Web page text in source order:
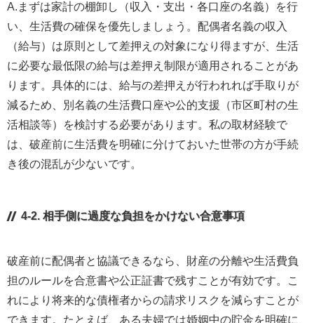
A.まずは家計の棚卸し（収入・支出・各口座の名義）を行
い、生活費の確保を優先しましょう。配偶者名義の収入
（給与）は原則として差押えの対象になり得ますが、生活
に必要な最低限の給与は差押え制限が適用されることがあ
ります。具体的には、給与の差押えが行われれば手取りが
減るため、別名義の生活費口座や公的支援（市区町村の生
活相談等）を検討する必要があります。私の取材経験で
は、破産前に生活費を明確に分けておいた世帯の方が手続
き後の混乱が少ないです。
4-2. 相手側に過度な負担をかけない合意事項
破産前に配偶者と協議できるなら、財産の分離や生活費負
担のルールを合意書や公正証書で残すことが有効です。こ
れにより将来的な債権者からの請求リスクを減らすことが
できます。たとえば、ある夫婦では婚姻中の貯金を明確に